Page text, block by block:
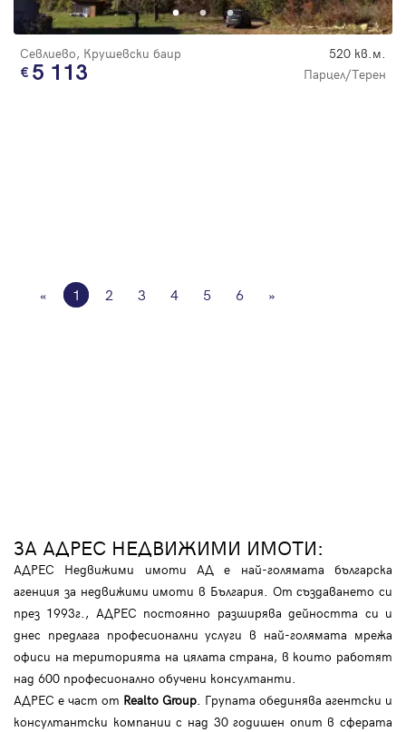
Севлиево, Крушевски баир 520 кв.м.
5 113 Парцел/Терен
« 1 2 3 4 5 6 »
ЗА АДРЕС НЕДВИЖИМИ ИМОТИ:
АДРЕС Недвижими имоти АД е най-голямата българска
агенция за недвижими имоти в България. От създаването си
през 1993г., АДРЕС постоянно разширява дейността си и
днес предлага професионални услуги в най-голямата мрежа
офиси на територията на цялата страна, в които работят
над 600 професионално обучени консултанти.
АДРЕС е част от Realto Group. Групата обединява агентски и
консултантски компании с над 30 годишен опит в сферата